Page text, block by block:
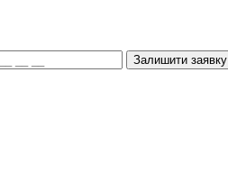
Залишити заявку